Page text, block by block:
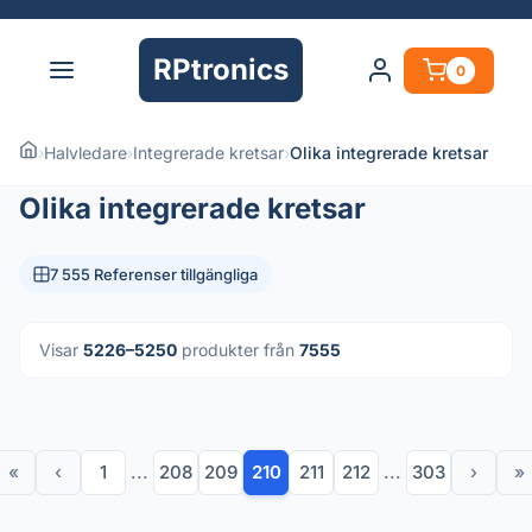
RPtronics 0
›Halvledare›Integrerade kretsar›Olika integrerade kretsar
Olika integrerade kretsar
7 555 Referenser tillgängliga
Visar 5226–5250 produkter från 7555
« ‹ 1 ... 208 209 210 211 212 ... 303 › »